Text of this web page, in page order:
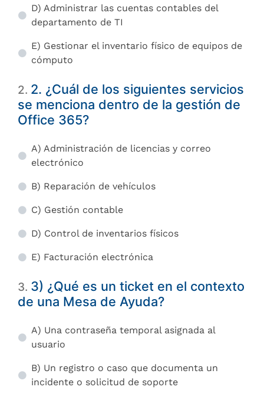
D) Administrar las cuentas contables del
departamento de TI
E) Gestionar el inventario físico de equipos de
cómputo
2. 2. ¿Cuál de los siguientes servicios
se menciona dentro de la gestión de
Office 365?
A) Administración de licencias y correo
electrónico
B) Reparación de vehículos
C) Gestión contable
D) Control de inventarios físicos
E) Facturación electrónica
3. 3) ¿Qué es un ticket en el contexto
de una Mesa de Ayuda?
A) Una contraseña temporal asignada al
usuario
B) Un registro o caso que documenta un
incidente o solicitud de soporte